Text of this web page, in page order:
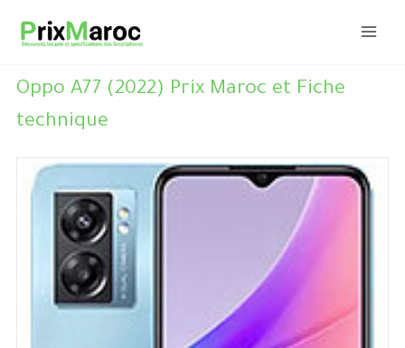
Oppo A77 (2022) Prix Maroc et Fiche
technique